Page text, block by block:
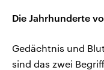
Die Jahrhunderte
Gedächtnis und
sind das zwei